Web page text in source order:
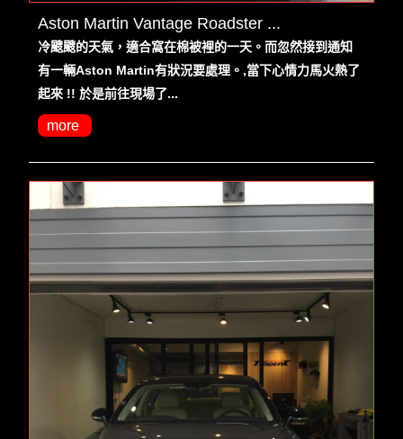
Aston Martin Vantage Roadster ...
冷颼颼的天氣，適合窩在棉被裡的一天。而忽然接到通知
有一輛Aston Martin有狀況要處理。,當下心情力馬火熱了
起來 !! 於是前往現場了...
more